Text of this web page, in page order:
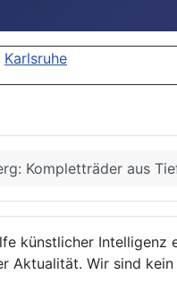
Karlsruhe
Kompletträder aus
künstlicher
Wir sind